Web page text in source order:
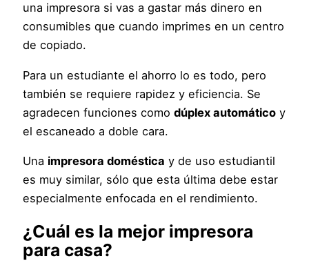
una impresora si vas a gastar más dinero en
consumibles que cuando imprimes en un centro
de copiado.
Para un estudiante el ahorro lo es todo, pero
también se requiere rapidez y eficiencia. Se
agradecen funciones comodúplex automático y
el escaneado a doble cara.
Una impresora doméstica y de uso estudiantil
es muy similar, sólo que esta última debe estar
especialmente enfocada en el rendimiento.
¿Cuál es la mejor impresora
para casa?